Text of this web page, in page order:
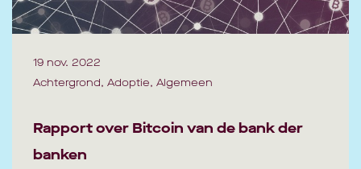
19 nov. 2022
Achtergrond, Adoptie, Algemeen
Rapport over Bitcoin van de bank der
banken